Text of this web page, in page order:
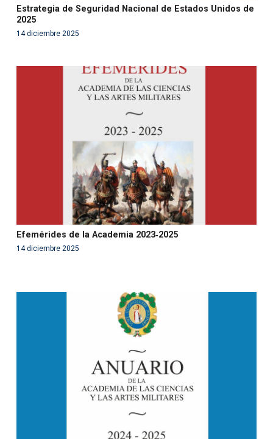
Estrategia de Seguridad Nacional de Estados Unidos de
2025
14 diciembre 2025
: Use of undefined constant php - assumed
'php' (this will throw an Error in a future version of PHP)
Efemérides de la Academia 2023‑2025
14 diciembre 2025
: Use of undefined constant php - assumed
'php' (this will throw an Error in a future version of PHP)
/var/www/acami.es/wp-